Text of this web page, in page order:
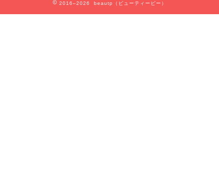
2016–2026 beautp（ビューティーピー）